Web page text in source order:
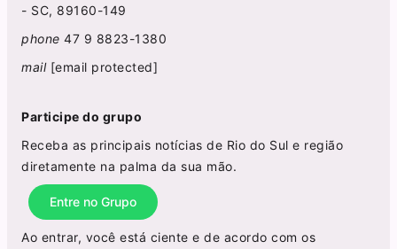
- SC, 89160-149
phone 47 9 8823-1380
mail [email protected]
Participe do grupo
Receba as principais notícias de Rio do Sul e região
diretamente na palma da sua mão.
Entre no Grupo
Ao entrar, você está ciente e de acordo com os